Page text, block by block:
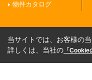
物件カタログ
当サイトでは、お客様の
詳しくは、当社の 「Cookie